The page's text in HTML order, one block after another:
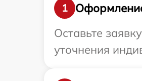
1
Оставьте
уточнения